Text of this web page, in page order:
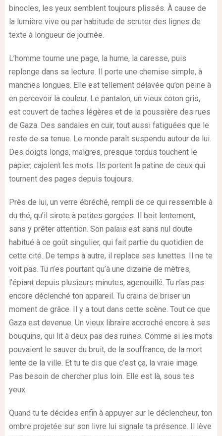
binocles, les yeux semblent toujours plissés. À cause de
la lumière vive ou par habitude de scruter des lignes de
texte à longueur de journée.
L’homme tourne une page, la hume, la caresse, puis
replonge dans sa lecture. Il porte une chemise simple, à
manches longues. Elle est tellement délavée qu’on peine à
en percevoir la couleur. Le pantalon, un vieux coton gris,
est couvert de taches légères et de la poussière des rues
de Gaza. Des sandales en cuir, tout aussi fatiguées que le
reste de sa tenue. Le monde paraît suspendu autour de lui.
Des doigts longs, maigres, presque tordus touchent le
papier, cajolent les mots. Ils portent la patine de ceux qui
tournent des pages depuis toujours.
Près de lui, un verre ébréché, rempli de ce qui ressemble à
du thé, qu’il sirote à petites gorgées. Il boit lentement,
sans y prêter attention. Son palais est sans nul doute
habitué à ce goût singulier, qui fait partie du quotidien de
cette cité. De temps à autre, il replace ses lunettes. Il ne te
voit pas. Tu n’es pourtant qu’à une dizaine de mètres,
l’épiant depuis plusieurs minutes, agenouillé. Tu n’as pas
encore déclenché ton appareil. Tu crains de briser un
moment de grâce. Il y a tout dans cette scène. Tout ce que
Gaza est devenue. Un vieux libraire accroché encore à ses
bouquins, qui lit à deux pas des ruines. Comme si les mots
pouvaient le sauver du bruit, de la souffrance, de la mort
lente de la ville. Et tu te dis que c’est ça, la vraie image.
Pas besoin de chercher plus loin. Elle est là, sous tes
yeux.
Quand tu te décides enfin à appuyer sur le déclencheur, ton
ombre projetée sur son livre lui signale ta présence. Il lève